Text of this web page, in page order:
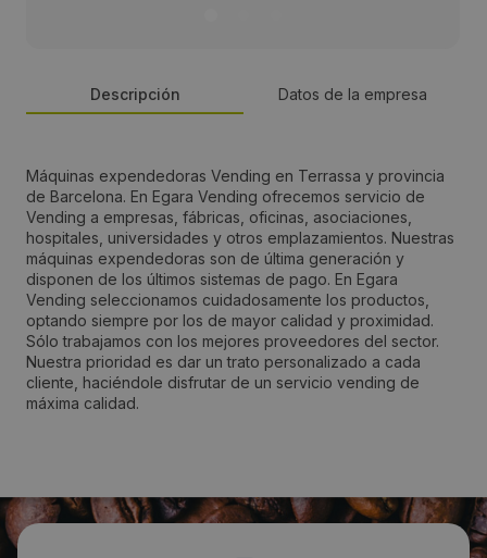
Descripción Datos de la empresa
Máquinas expendedoras Vending en Terrassa y provincia
de Barcelona. En Egara Vending ofrecemos servicio de
Vending a empresas, fábricas, oficinas, asociaciones,
hospitales, universidades y otros emplazamientos. Nuestras
máquinas expendedoras son de última generación y
disponen de los últimos sistemas de pago. En Egara
Vending seleccionamos cuidadosamente los productos,
optando siempre por los de mayor calidad y proximidad.
Sólo trabajamos con los mejores proveedores del sector.
Nuestra prioridad es dar un trato personalizado a cada
cliente, haciéndole disfrutar de un servicio vending de
máxima calidad.
Persona de contacto:
Oscar Castro
Dirección:
Calle Vendrel Nº 49 A
Localidad:
Terrassa
08227